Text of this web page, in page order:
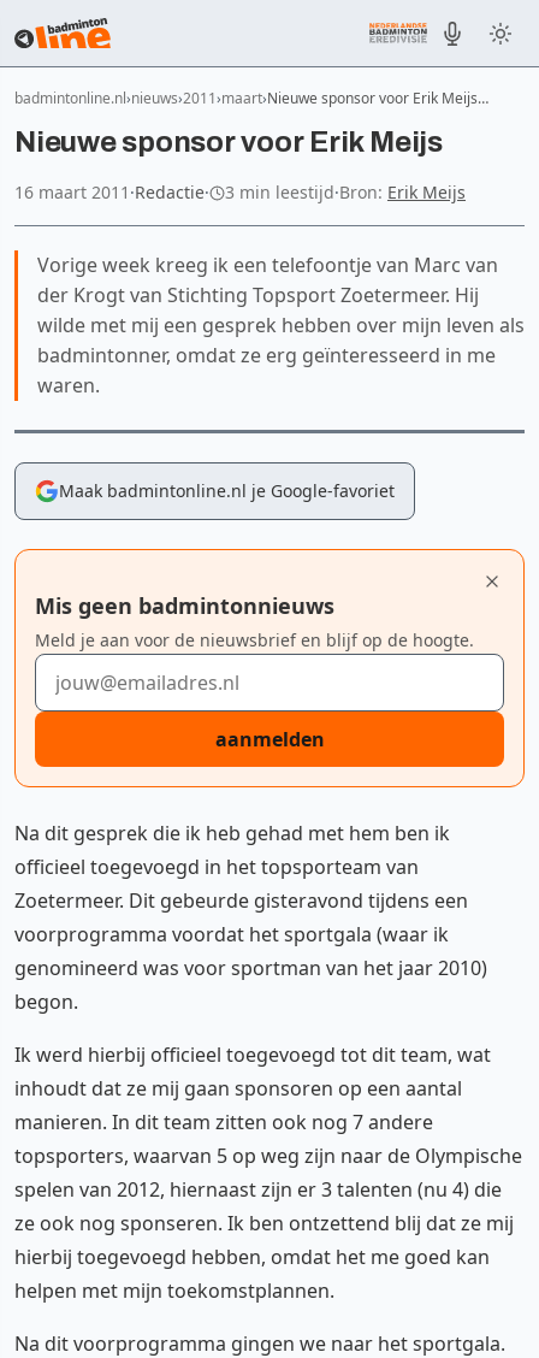
badmintonline.nl nieuws 2011 maart Nieuwe sponsor voor Erik Meijs…
Nieuwe sponsor voor Erik Meijs
16 maart 2011 ·Redactie· 3 min leestijd·Bron: Erik Meijs
Vorige week kreeg ik een telefoontje van Marc van
der Krogt van Stichting Topsport Zoetermeer. Hij
wilde met mij een gesprek hebben over mijn leven als
badmintonner, omdat ze erg geïnteresseerd in me
waren.
Maak badmintonline.nl je Google-favoriet
Mis geen badmintonnieuws
Meld je aan voor de nieuwsbrief en blijf op de hoogte.
E-mailadres
aanmelden
Na dit gesprek die ik heb gehad met hem ben ik
officieel toegevoegd in het topsporteam van
Zoetermeer. Dit gebeurde gisteravond tijdens een
voorprogramma voordat het sportgala (waar ik
genomineerd was voor sportman van het jaar 2010)
begon.
Ik werd hierbij officieel toegevoegd tot dit team, wat
inhoudt dat ze mij gaan sponsoren op een aantal
manieren. In dit team zitten ook nog 7 andere
topsporters, waarvan 5 op weg zijn naar de Olympische
spelen van 2012, hiernaast zijn er 3 talenten (nu 4) die
ze ook nog sponseren. Ik ben ontzettend blij dat ze mij
hierbij toegevoegd hebben, omdat het me goed kan
helpen met mijn toekomstplannen.
Na dit voorprogramma gingen we naar het sportgala.